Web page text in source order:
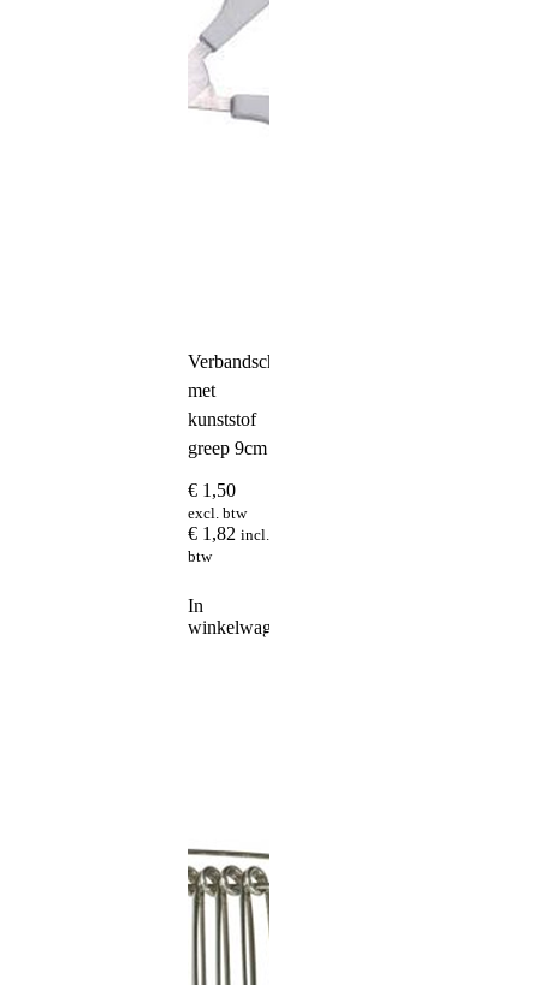
Verbandschaar
met
kunststof
greep 9cm
€ 1,50
excl. btw
€ 1,82 incl.
btw
In
winkelwagen